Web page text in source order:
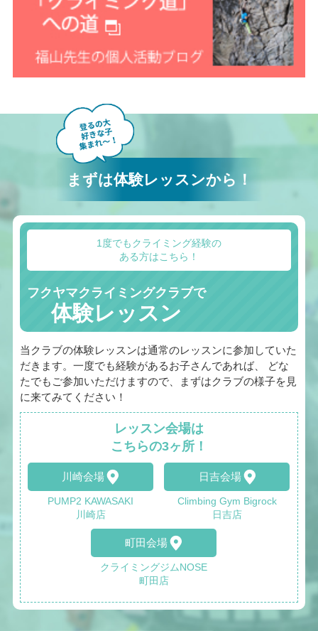
まずは体験レッスンから！
1度でもクライミング経験の
ある方はこちら！
フクヤマクライミングクラブで
体験レッスン
当クラブの体験レッスンは通常のレッスンに参加していた
だきます。一度でも経験があるお子さんであれば、 どな
たでもご参加いただけますので、まずはクラブの様子を見
に来てみてください！
レッスン会場は
こちらの3ヶ所！
川崎会場
PUMP2 KAWASAKI
川崎店
日吉会場
Climbing Gym Bigrock
日吉店
町田会場
クライミングジムNOSE
町田店